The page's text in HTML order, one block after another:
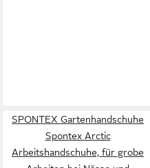
SPONTEX Gartenhandschuhe
Spontex Arctic
Arbeitshandschuhe, für grobe